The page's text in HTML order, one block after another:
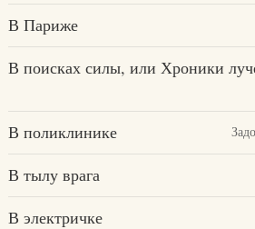
В Париже
В поисках силы, или Хроники
В поликлинике
В тылу врага
В электричке